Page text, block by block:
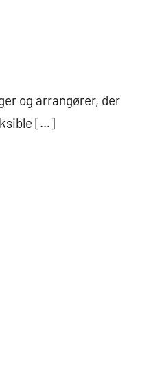
og arrangører, der
[…]